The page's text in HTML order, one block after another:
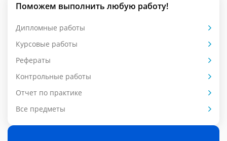
Поможем выполнить любую работу!
Дипломные работы
Курсовые работы
Рефераты
Контрольные работы
Отчет по практике
Все предметы